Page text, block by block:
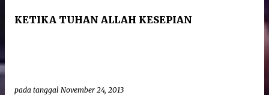
KETIKA TUHAN ALLAH KESEPIAN
pada tanggal November 24, 2013